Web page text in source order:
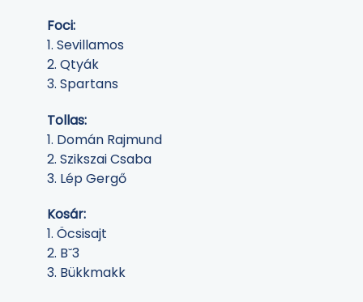
Foci:
1. Sevillamos
2. Qtyák
3. Spartans
Tollas:
1. Domán Rajmund
2. Szikszai Csaba
3. Lép Gergő
Kosár:
1. Öcsisajt
2. B˘3
3. Bükkmakk